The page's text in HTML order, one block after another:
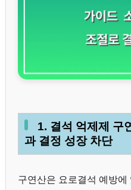
1. 결석 억제제 구
과 결정 성장 차단
구연산은 요로결석 예방에